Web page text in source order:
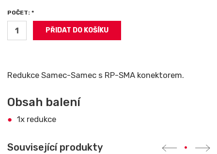
POČET: *
Redukce Samec-Samec s RP-SMA konektorem.
Obsah balení
1x redukce
Související produkty •